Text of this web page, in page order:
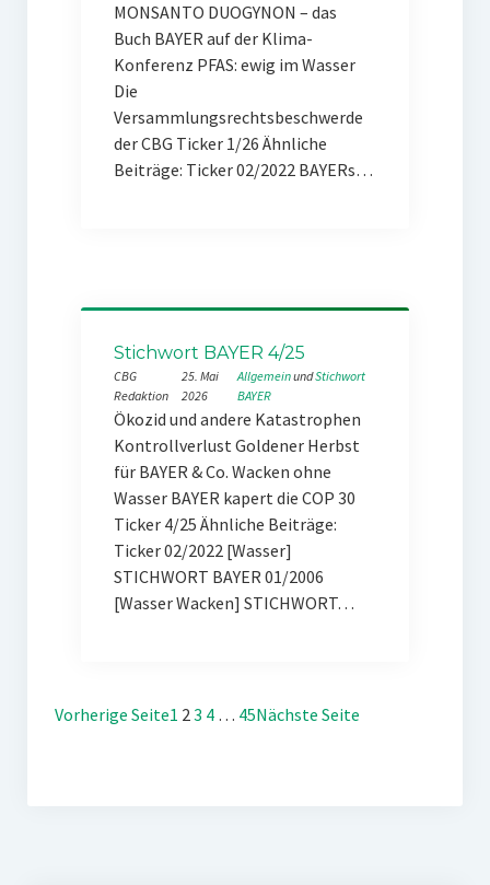
MONSANTO DUOGYNON – das
Buch BAYER auf der Klima-
Konferenz PFAS: ewig im Wasser
Die
Versammlungsrechtsbeschwerde
der CBG Ticker 1/26 Ähnliche
Beiträge: Ticker 02/2022 BAYERs…
Stichwort BAYER 4/25
CBG
Redaktion
25. Mai
2026
Allgemein und Stichwort
BAYER
Ökozid und andere Katastrophen
Kontrollverlust Goldener Herbst
für BAYER & Co. Wacken ohne
Wasser BAYER kapert die COP 30
Ticker 4/25 Ähnliche Beiträge:
Ticker 02/2022 [Wasser]
STICHWORT BAYER 01/2006
[Wasser Wacken] STICHWORT…
Vorherige Seite1 23 4 … 45Nächste Seite